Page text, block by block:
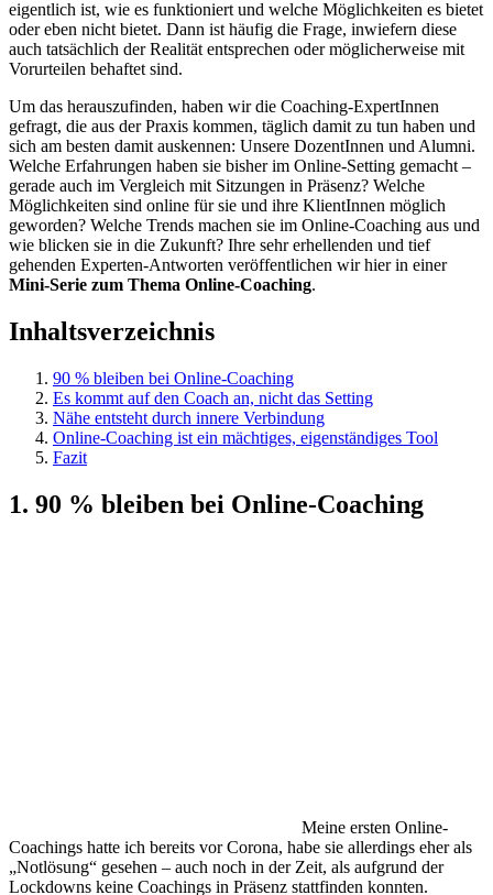
eigentlich ist, wie es funktioniert und welche Möglichkeiten es bietet
oder eben nicht bietet. Dann ist häufig die Frage, inwiefern diese
auch tatsächlich der Realität entsprechen oder möglicherweise mit
Vorurteilen behaftet sind.
Um das herauszufinden, haben wir die Coaching-ExpertInnen
gefragt, die aus der Praxis kommen, täglich damit zu tun haben und
sich am besten damit auskennen: Unsere DozentInnen und Alumni.
Welche Erfahrungen haben sie bisher im Online-Setting gemacht –
gerade auch im Vergleich mit Sitzungen in Präsenz? Welche
Möglichkeiten sind online für sie und ihre KlientInnen möglich
geworden? Welche Trends machen sie im Online-Coaching aus und
wie blicken sie in die Zukunft? Ihre sehr erhellenden und tief
gehenden Experten-Antworten veröffentlichen wir hier in einer
Mini-Serie zum Thema Online-Coaching.
Inhaltsverzeichnis
90 % bleiben bei Online-Coaching
Es kommt auf den Coach an, nicht das Setting
Nähe entsteht durch innere Verbindung
Online-Coaching ist ein mächtiges, eigenständiges Tool
Fazit
1. 90 % bleiben bei Online-Coaching
Meine ersten Online-
Coachings hatte ich bereits vor Corona, habe sie allerdings eher als
„Notlösung“ gesehen – auch noch in der Zeit, als aufgrund der
Lockdowns keine Coachings in Präsenz stattfinden konnten.